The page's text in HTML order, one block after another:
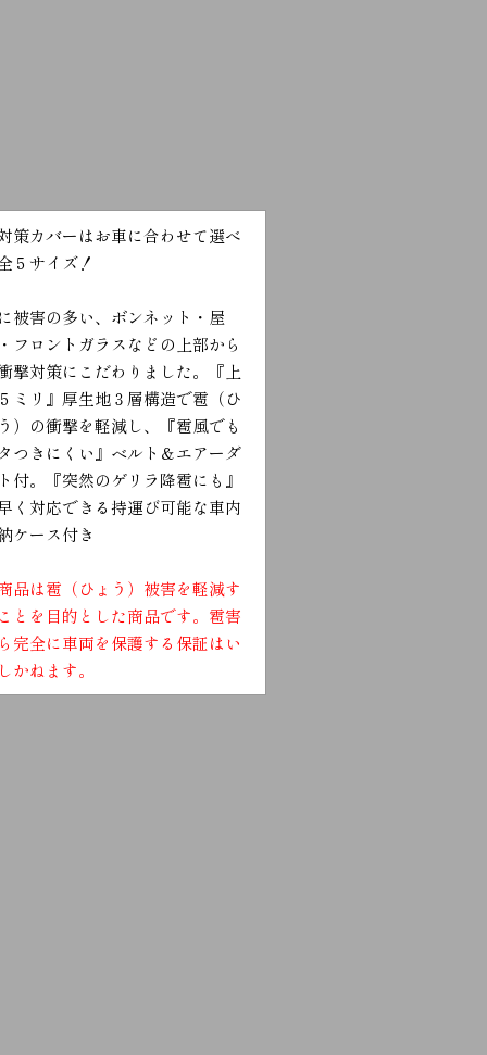
策カバーはお車に合わせて選べ
５サイズ！
被害の多い、ボンネット・屋
フロントガラスなどの上部から
撃対策にこだわりました。『上
ミリ』厚生地３層構造で雹（ひ
）の衝撃を軽減し、『雹風でも
つきにくい』ベルト＆エアーダ
付。『突然のゲリラ降雹にも』
く対応できる持運び可能な車内
ケース付き
品は雹（ひょう）被害を軽減す
とを目的とした商品です。雹害
完全に車両を保護する保証はい
かねます。